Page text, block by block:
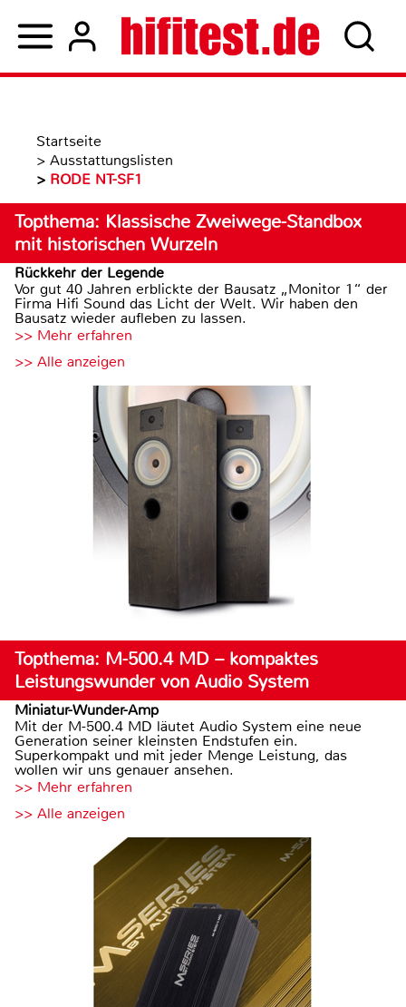
Startseite
> Ausstattungslisten
> RODE NT-SF1
Topthema: Klassische Zweiwege-Standbox
mit historischen Wurzeln
Rückkehr der Legende
Vor gut 40 Jahren erblickte der Bausatz „Monitor 1“ der
Firma Hifi Sound das Licht der Welt. Wir haben den
Bausatz wieder aufleben zu lassen.
>> Mehr erfahren
>> Alle anzeigen
Topthema: M-500.4 MD – kompaktes
Leistungswunder von Audio System
Miniatur-Wunder-Amp
Mit der M-500.4 MD läutet Audio System eine neue
Generation seiner kleinsten Endstufen ein.
Superkompakt und mit jeder Menge Leistung, das
wollen wir uns genauer ansehen.
>> Mehr erfahren
>> Alle anzeigen